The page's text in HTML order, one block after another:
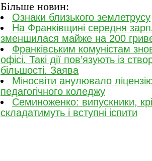
Більше новин:
Ознаки близького землетрусу
На Франківщині середня
зменшилася майже на 200
Франківським комуністам
офісі. Такі дії пов’язують із
більшості. Заява
Міносвіти анулювало
педагогічного коледжу
Семиноженко: випускники,
складатимуть і вступні іспити